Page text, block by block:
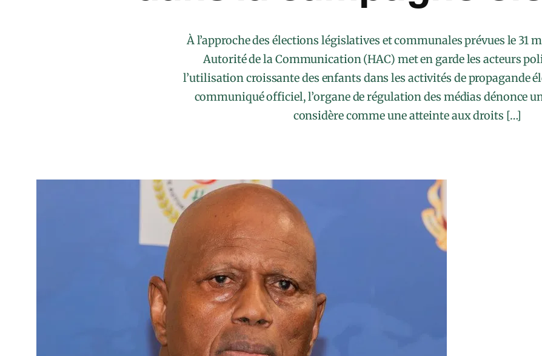
À l’approche des élections législatives et communales prévues le 31
Autorité de la Communication (HAC) met en garde les acteurs
l’utilisation croissante des enfants dans les activités de propagande
communiqué officiel, l’organe de régulation des médias dénonce
considère comme une atteinte aux droits […]